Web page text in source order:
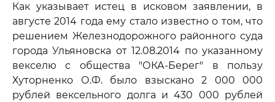
Как указывает истец в исковом заявлении, в
августе 2014 года ему стало известно о том, что
решением Железнодорожного районного суда
города Ульяновска от 12.08.2014 по указанному
векселю с общества "ОКА-Берег" в пользу
Хуторненко О.Ф. было взыскано 2 000 000
рублей вексельного долга и 430 000 рублей